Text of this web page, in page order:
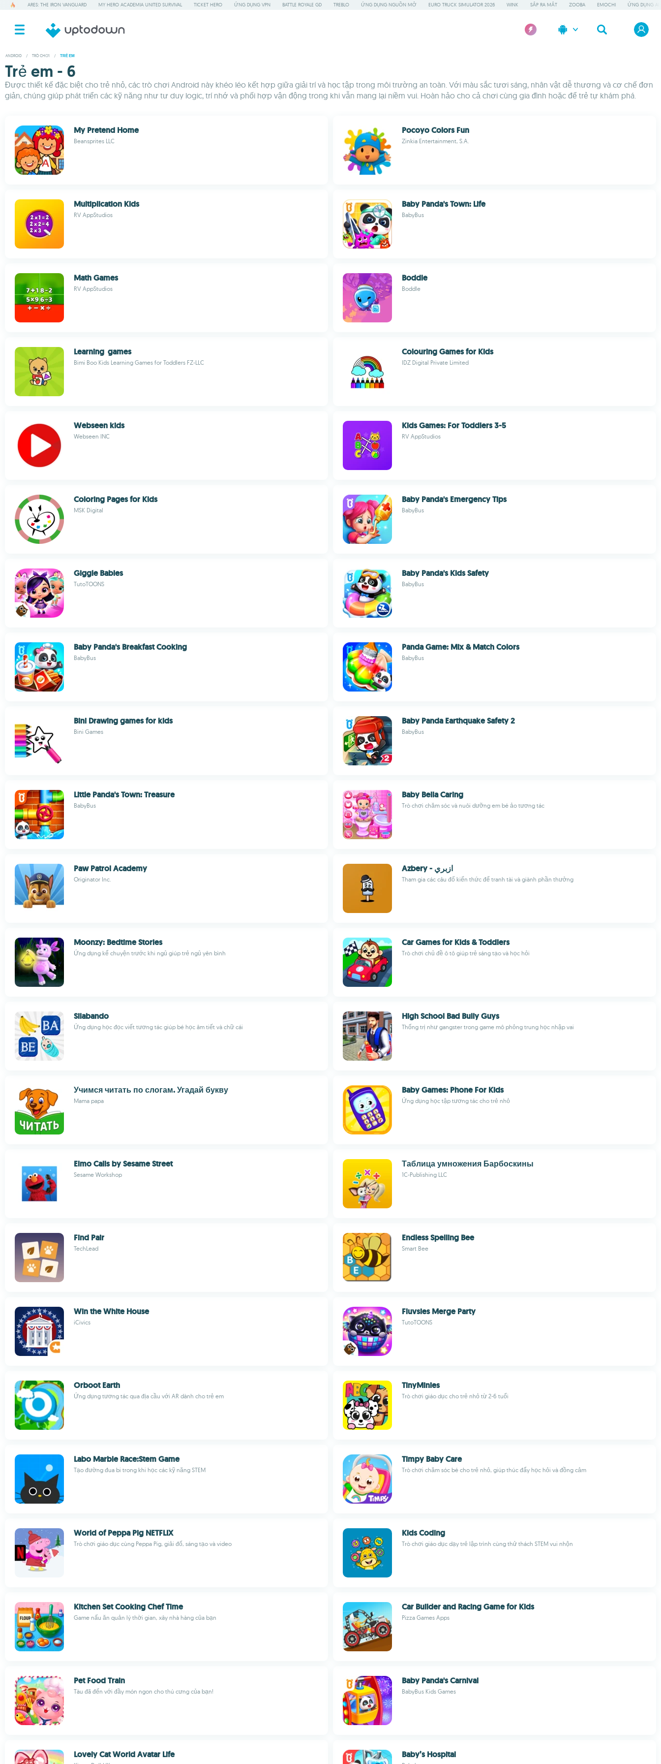
ARES: THE IRON VANGUARD MY HERO ACADEMIA UNITED SURVIVAL TICKET HERO ỨNG DỤNG VPN BATTLE ROYALE GD TREBLO ỨNG DỤNG NGUỒN MỞ EURO TRUCK SIMULATOR 2026 WINK SẮP RA MẮT ZOOBA EMOCHI ỨNG DỤNG AI
ANDROID / TRÒ CHƠI / TRẺ EM
Trẻ em - 6
Được thiết kế đặc biệt cho trẻ nhỏ, các trò chơi Android này khéo léo kết hợp giữa giải trí và học tập trong môi trường an toàn. Với màu sắc tươi sáng, nhân vật dễ thương và cơ chế đơn
giản, chúng giúp phát triển các kỹ năng như tư duy logic, trí nhớ và phối hợp vận động trong khi vẫn mang lại niềm vui. Hoàn hảo cho cả chơi cùng gia đình hoặc để trẻ tự khám phá.
My Pretend Home
Beansprites LLC
Pocoyo Colors Fun
Zinkia Entertainment, S.A.
Multiplication Kids
RV AppStudios
Baby Panda's Town: Life
BabyBus
Math Games
RV AppStudios
Boddle
Boddle
Learning games
Bimi Boo Kids Learning Games for Toddlers FZ-LLC
Colouring Games for Kids
IDZ Digital Private Limited
Webseen kids
Webseen INC
Kids Games: For Toddlers 3-5
RV AppStudios
Coloring Pages for Kids
MSK Digital
Baby Panda's Emergency Tips
BabyBus
Giggle Babies
TutoTOONS
Baby Panda's Kids Safety
BabyBus
Baby Panda's Breakfast Cooking
BabyBus
Panda Game: Mix & Match Colors
BabyBus
Bini Drawing games for kids
Bini Games
Baby Panda Earthquake Safety 2
BabyBus
Little Panda's Town: Treasure
BabyBus
Baby Bella Caring
Trò chơi chăm sóc và nuôi dưỡng em bé ảo tương tác
Paw Patrol Academy
Originator Inc.
Azbery - ازبري
Tham gia các câu đố kiến thức để tranh tài và giành phần thưởng
Moonzy: Bedtime Stories
Ứng dụng kể chuyện trước khi ngủ giúp trẻ ngủ yên bình
Car Games for Kids & Toddlers
Trò chơi chủ đề ô tô giúp trẻ sáng tạo và học hỏi
Silabando
Ứng dụng học đọc viết tương tác giúp bé học âm tiết và chữ cái
High School Bad Bully Guys
Thống trị như gangster trong game mô phỏng trung học nhập vai
Учимся читать по слогам. Угадай букву
Mama papa
Baby Games: Phone For Kids
Ứng dụng học tập tương tác cho trẻ nhỏ
Elmo Calls by Sesame Street
Sesame Workshop
Таблица умножения Барбоскины
1C-Publishing LLC
Find Pair
TechLead
Endless Spelling Bee
Smart Bee
Win the White House
iCivics
Fluvsies Merge Party
TutoTOONS
Orboot Earth
Ứng dụng tương tác qua địa cầu với AR dành cho trẻ em
TinyMinies
Trò chơi giáo dục cho trẻ nhỏ từ 2-6 tuổi
Labo Marble Race:Stem Game
Tạo đường đua bi trong khi học các kỹ năng STEM
Timpy Baby Care
Trò chơi chăm sóc bé cho trẻ nhỏ, giúp thúc đẩy học hỏi và đồng cảm
World of Peppa Pig NETFLIX
Trò chơi giáo dục cùng Peppa Pig, giải đố, sáng tạo và video
Kids Coding
Trò chơi giáo dục dạy trẻ lập trình cùng thử thách STEM vui nhộn
Kitchen Set Cooking Chef Time
Game nấu ăn quản lý thời gian, xây nhà hàng của bạn
Car Builder and Racing Game for Kids
Pizza Games Apps
Pet Food Train
Tàu đã đến với đầy món ngon cho thú cưng của bạn!
Baby Panda's Carnival
BabyBus Kids Games
Lovely Cat World Avatar Life Baby’s Hospital